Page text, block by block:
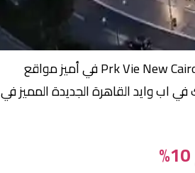
أحدث المشروعات الاستثمارية في التجمع الخامس من شركة أب وايد للتطوير العقاري وهو مشروع بارك في التجمع الخامس Prk Vie New Cairo في أميز مواقع
موقع مول بارك في اب وايد القاهرة الجديدة المميز في